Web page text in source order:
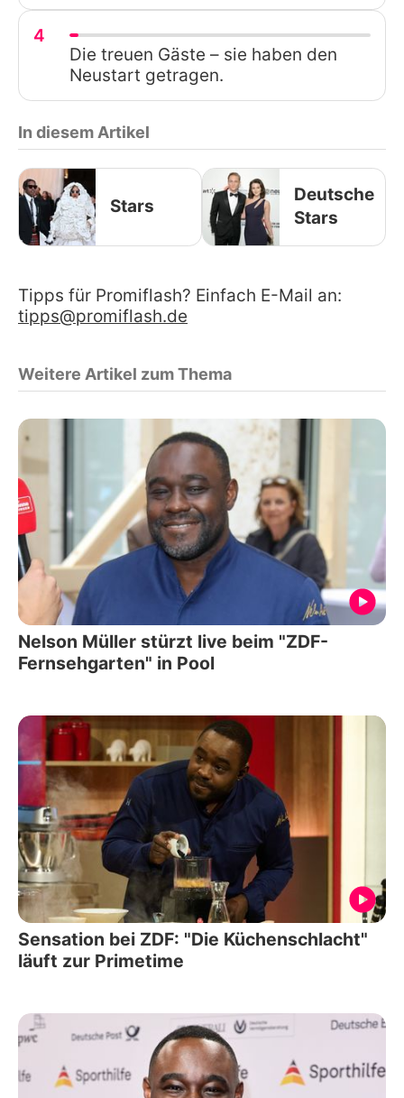
4
Die treuen Gäste – sie haben den
Neustart getragen.
In diesem Artikel
Stars
Deutsche
Stars
Tipps für Promiflash? Einfach E-Mail an:
tipps@promiflash.de
Weitere Artikel zum Thema
Nelson Müller stürzt live beim "ZDF-
Fernsehgarten" in Pool
Sensation bei ZDF: "Die Küchenschlacht"
läuft zur Primetime